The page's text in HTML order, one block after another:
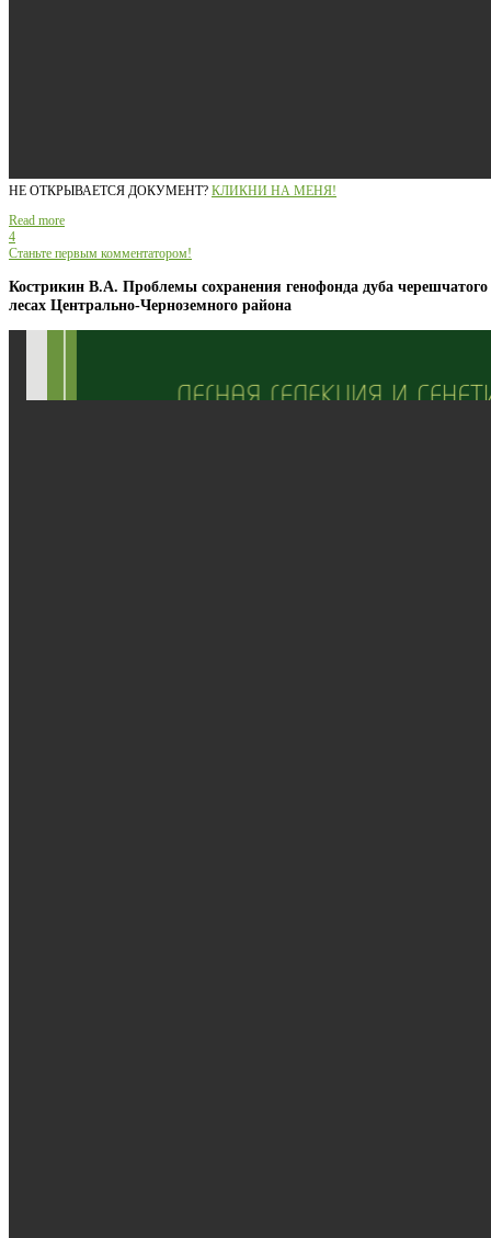
НЕ ОТКРЫВАЕТСЯ ДОКУМЕНТ? КЛИКНИ НА МЕНЯ!
Read more
4
Станьте первым комментатором!
Кострикин В.А. Проблемы сохранения генофонда дуба черешчатого
лесах Центрально-Черноземного района